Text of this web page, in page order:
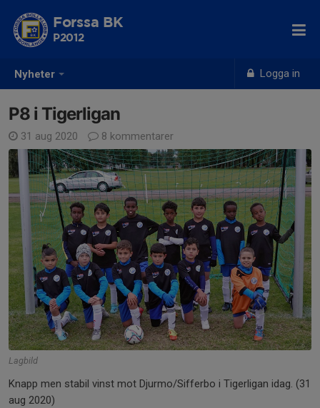
Nyheter Logga in
Forssa BK
P2012
P8 i Tigerligan
31 aug 2020 8 kommentarer
Lagbild
Knapp men stabil vinst mot Djurmo/Sifferbo i Tigerligan idag. (31
aug 2020)